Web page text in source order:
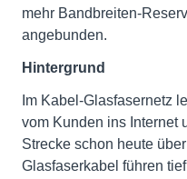
mehr Bandbreiten-
angebunden.
Hintergrund
Im Kabel-Glasfasernetz
vom Kunden ins Internet
Strecke schon heute
Glasfaserkabel führen